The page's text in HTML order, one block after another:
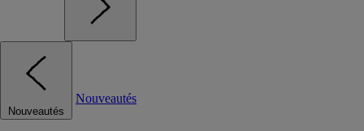
Nouveautés
Nouveautés